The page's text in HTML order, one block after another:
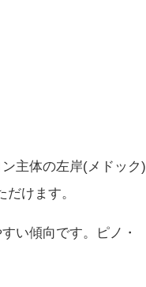
主体の左岸(メドック)
けます。
い傾向です。ピノ・